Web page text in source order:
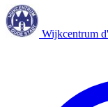
Wijkcentrum